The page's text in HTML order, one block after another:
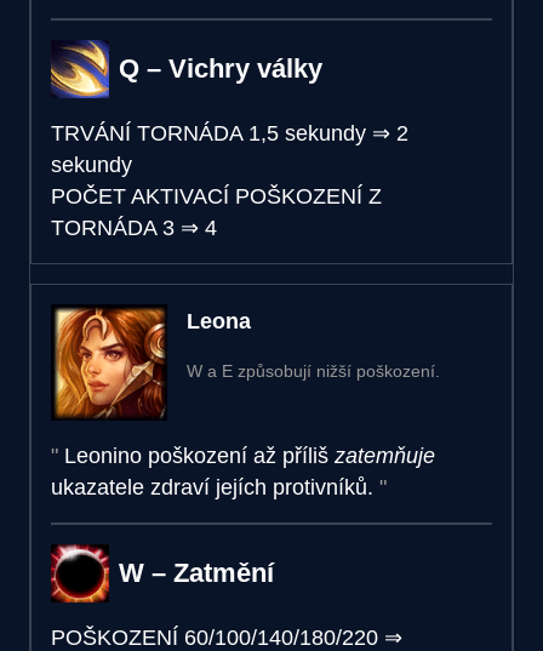
Q – Vichry války
TRVÁNÍ TORNÁDA 1,5 sekundy ⇒ 2
sekundy
POČET AKTIVACÍ POŠKOZENÍ Z
TORNÁDA 3 ⇒ 4
Leona
W a E způsobují nižší poškození.
Leonino poškození až příliš zatemňuje
ukazatele zdraví jejích protivníků.
W – Zatmění
POŠKOZENÍ 60/100/140/180/220 ⇒